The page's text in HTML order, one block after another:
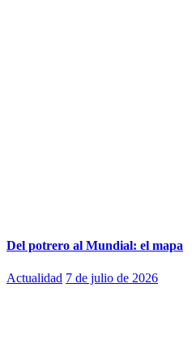
Del potrero al Mundial: el mapa
Actualidad 7 de julio de 2026